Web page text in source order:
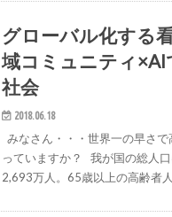
グローバル化する
域コミュニティ
社会
2018.06.18
みなさん・・・世界一の早さ
っていますか？ 我が国の総人
2,693万人。65歳以上の高齢者